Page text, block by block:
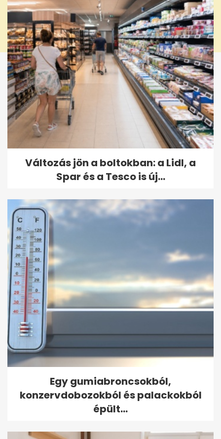
Változás jön a boltokban: a Lidl, a
Spar és a Tesco is új...
Egy gumiabroncsokból,
konzervdobozokból és palackokból
épült...